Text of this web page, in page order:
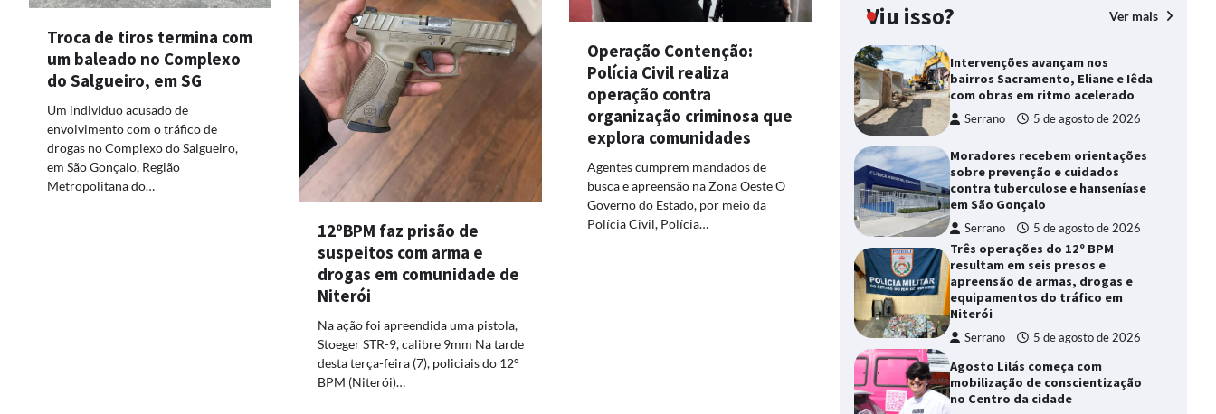
Troca de tiros termina com
um baleado no Complexo
do Salgueiro, em SG
Um individuo acusado de
envolvimento com o tráfico de
drogas no Complexo do Salgueiro,
em São Gonçalo, Região
Metropolitana do…
12ºBPM faz prisão de
suspeitos com arma e
drogas em comunidade de
Niterói
Na ação foi apreendida uma pistola,
Stoeger STR-9, calibre 9mm Na tarde
desta terça-feira (7), policiais do 12º
BPM (Niterói)…
Operação Contenção:
Polícia Civil realiza
operação contra
organização criminosa que
explora comunidades
Agentes cumprem mandados de
busca e apreensão na Zona Oeste O
Governo do Estado, por meio da
Polícia Civil, Polícia…
Viu isso? Ver mais
Intervenções avançam nos
bairros Sacramento, Eliane e Iêda
com obras em ritmo acelerado
Serrano 5 de agosto de 2026
Moradores recebem orientações
sobre prevenção e cuidados
contra tuberculose e hanseníase
em São Gonçalo
Serrano 5 de agosto de 2026
Três operações do 12º BPM
resultam em seis presos e
apreensão de armas, drogas e
equipamentos do tráfico em
Niterói
Serrano 5 de agosto de 2026
Agosto Lilás começa com
mobilização de conscientização
no Centro da cidade